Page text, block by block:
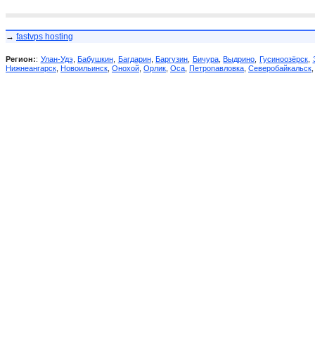
→ fastvps hosting
Регион:: Улан-Удэ ,Бабушкин Багдарин,Баргузин Бичура,Выдрино Гусиноозёрск,
Нижнеангарск Новоильинск Онохой Орлик Оса Петропавловка Северобайкальск